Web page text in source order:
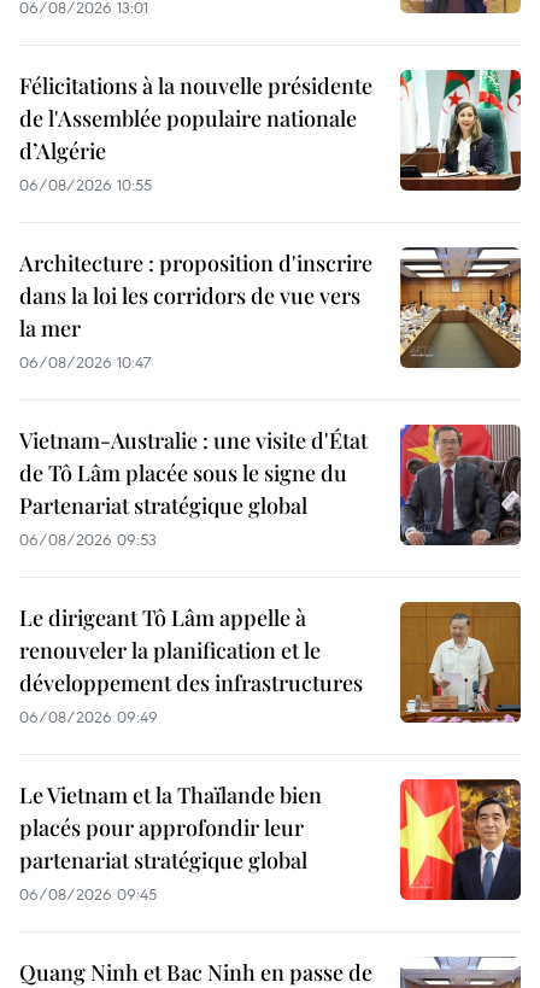
06/08/2026 13:01
Félicitations à la nouvelle présidente
de l'Assemblée populaire nationale
d’Algérie
06/08/2026 10:55
Architecture : proposition d'inscrire
dans la loi les corridors de vue vers
la mer
06/08/2026 10:47
Vietnam-Australie : une visite d'État
de Tô Lâm placée sous le signe du
Partenariat stratégique global
06/08/2026 09:53
Le dirigeant Tô Lâm appelle à
renouveler la planification et le
développement des infrastructures
06/08/2026 09:49
Le Vietnam et la Thaïlande bien
placés pour approfondir leur
partenariat stratégique global
06/08/2026 09:45
Quang Ninh et Bac Ninh en passe de